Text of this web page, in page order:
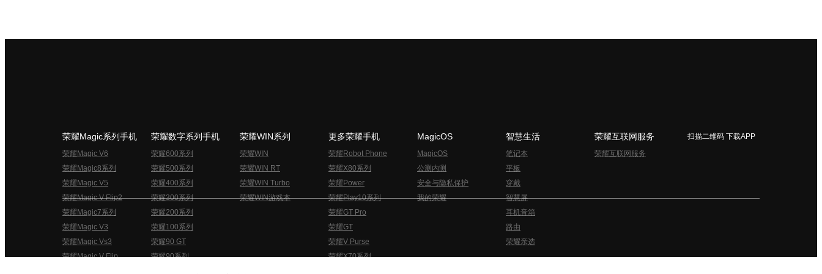
荣耀Magic系列手机
荣耀Magic V6
荣耀Magic8系列
荣耀Magic V5
荣耀Magic V Flip2
荣耀Magic7系列
荣耀Magic V3
荣耀Magic Vs3
荣耀Magic V Flip
荣耀数字系列手机
荣耀600系列
荣耀500系列
荣耀400系列
荣耀300系列
荣耀200系列
荣耀100系列
荣耀90 GT
荣耀90系列
荣耀WIN系列
荣耀WIN
荣耀WIN RT
荣耀WIN Turbo
荣耀WIN游戏本
更多荣耀手机
荣耀Robot Phone
荣耀X80系列
荣耀Power
荣耀Play10系列
荣耀GT Pro
荣耀GT
荣耀V Purse
荣耀X70系列
MagicOS
MagicOS
公测内测
安全与隐私保护
我的荣耀
智慧生活
笔记本
平板
穿戴
智慧屏
耳机音箱
路由
荣耀亲选
荣耀互联网服务
荣耀互联网服务
扫描二维码 下载APP